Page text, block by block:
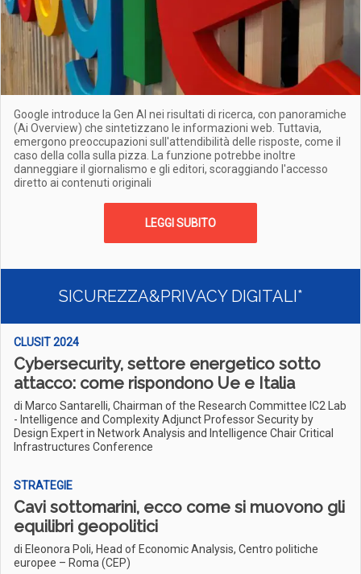
Google introduce la Gen AI nei risultati di ricerca, con panoramiche
(Ai Overview) che sintetizzano le informazioni web. Tuttavia,
emergono preoccupazioni sull'attendibilità delle risposte, come il
caso della colla sulla pizza. La funzione potrebbe inoltre
danneggiare il giornalismo e gli editori, scoraggiando l'accesso
diretto ai contenuti originali
LEGGI SUBITO
SICUREZZA&PRIVACY DIGITALI*
CLUSIT 2024
Cybersecurity, settore energetico sotto
attacco: come rispondono Ue e Italia
di Marco Santarelli, Chairman of the Research Committee IC2 Lab
- Intelligence and Complexity Adjunct Professor Security by
Design Expert in Network Analysis and Intelligence Chair Critical
Infrastructures Conference
STRATEGIE
Cavi sottomarini, ecco come si muovono gli
equilibri geopolitici
di Eleonora Poli, Head of Economic Analysis, Centro politiche
europee – Roma (CEP)